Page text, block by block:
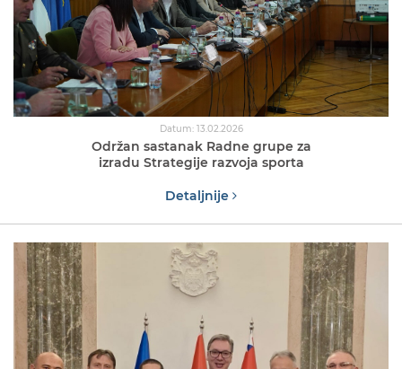
Datum: 13.02.2026
Održan sastanak Radne grupe za
izradu Strategije razvoja sporta
Detaljnije